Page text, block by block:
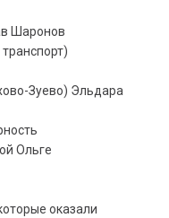
Шаронов
Зуево) Эльдара
Ольге
оказали